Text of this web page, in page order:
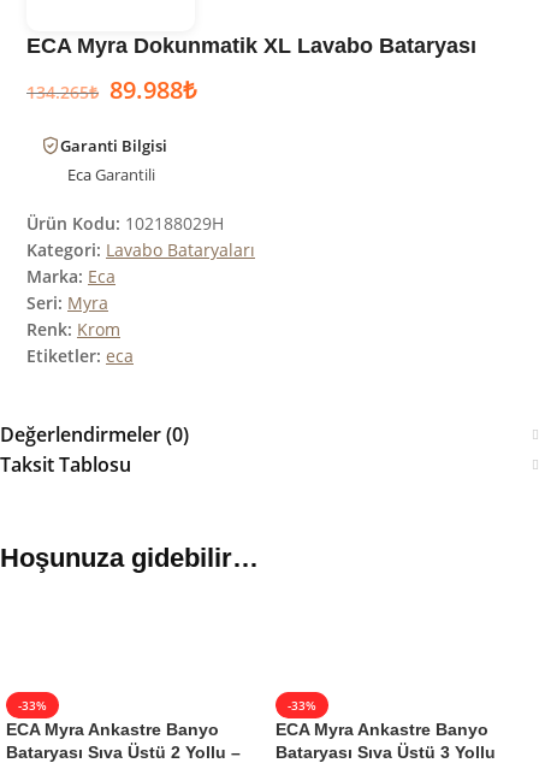
ECA Myra Dokunmatik XL Lavabo Bataryası
134.265₺ 89.988₺
Garanti Bilgisi
EcaGarantili
Ürün Kodu: 102188029H
Kategori: Lavabo Bataryaları
Marka: Eca
Seri: Myra
Renk: Krom
Etiketler: eca
Değerlendirmeler (0)
Taksit Tablosu
Hoşunuza gidebilir…
-33%
ECA Myra Ankastre Banyo
Bataryası Sıva Üstü 2 Yollu –
-33%
ECA Myra Ankastre Banyo
Bataryası Sıva Üstü 3 Yollu